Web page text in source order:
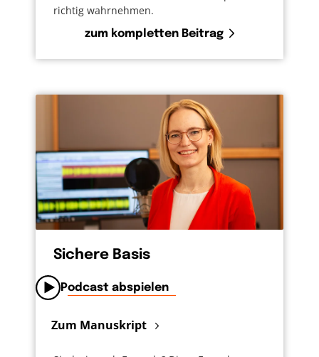
richtig wahrnehmen.
zum kompletten Beitrag
Sichere Basis
Podcast abspielen
Zum Manuskript